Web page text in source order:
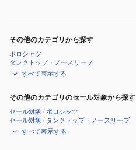
その他のカテゴリから探す
ポロシャツ
タンクトップ・ノースリーブ
すべて表示する
その他のカテゴリのセール対象から探す
セール対象 /ポロシャツ
セール対象 / タンクトップ・ノースリーブ
すべて表示する